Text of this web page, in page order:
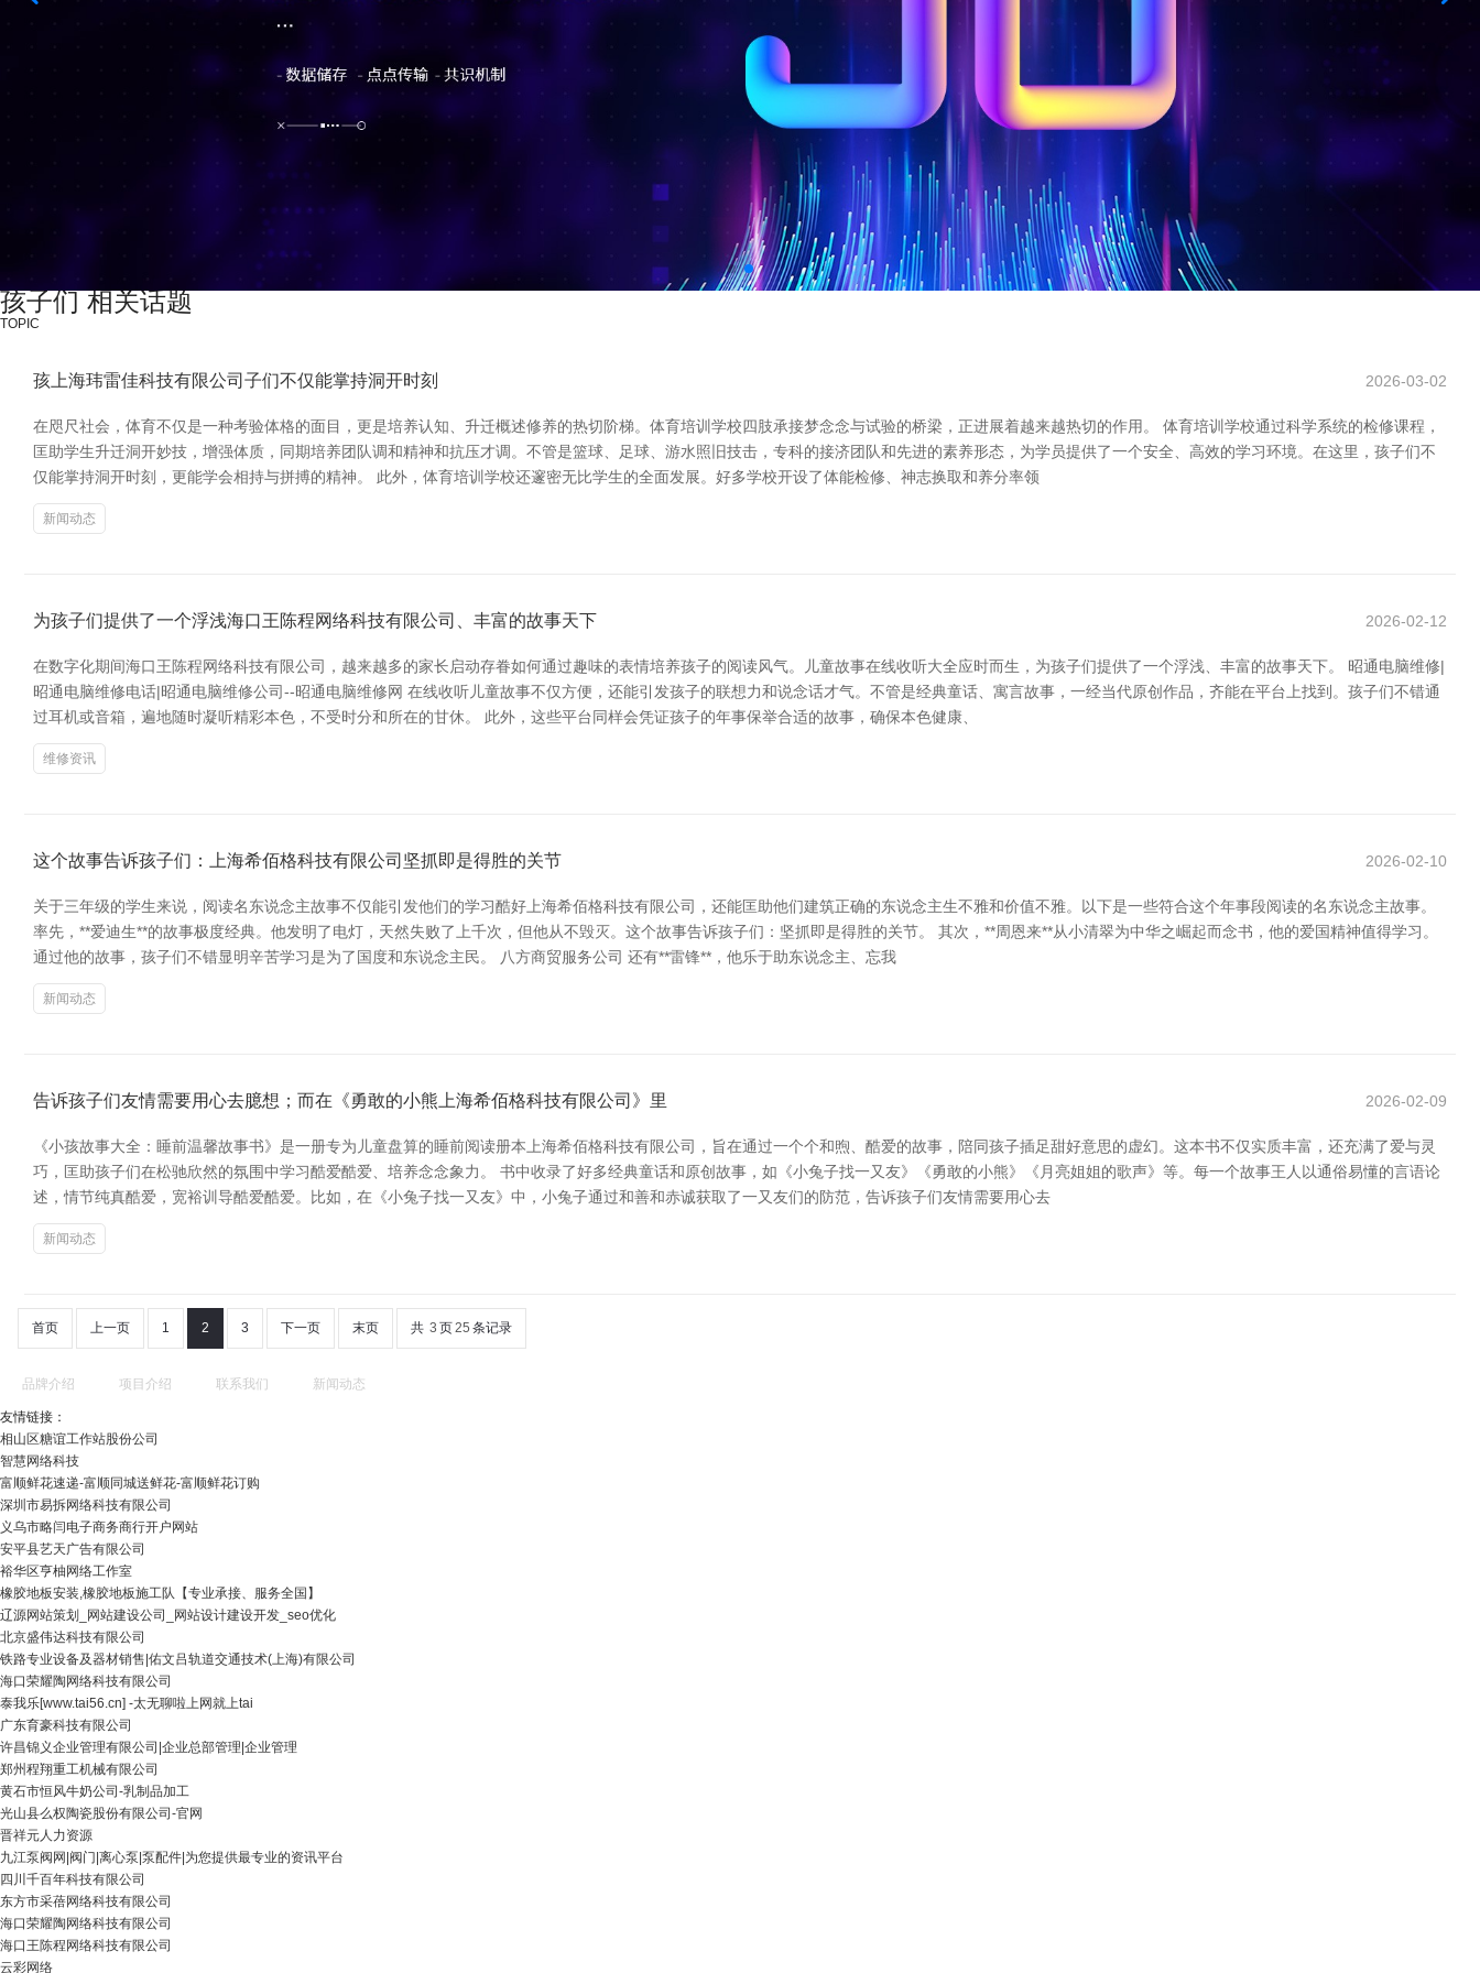
孩子们 相关话题
TOPIC
孩上海玮雷佳科技有限公司子们不仅能掌持洞开时刻 2026-03-02
在咫尺社会，体育不仅是一种考验体格的面目，更是培养认知、升迁概述修养的热切阶梯。体育培训学校四肢承接梦念念与试验的桥梁，正进展着越来越热切的作用。 体育培训学校通过科学系统的检修课程，
匡助学生升迁洞开妙技，增强体质，同期培养团队调和精神和抗压才调。不管是篮球、足球、游水照旧技击，专科的接济团队和先进的素养形态，为学员提供了一个安全、高效的学习环境。在这里，孩子们不
仅能掌持洞开时刻，更能学会相持与拼搏的精神。 此外，体育培训学校还邃密无比学生的全面发展。好多学校开设了体能检修、神志换取和养分率领
新闻动态
为孩子们提供了一个浮浅海口王陈程网络科技有限公司、丰富的故事天下 2026-02-12
在数字化期间海口王陈程网络科技有限公司，越来越多的家长启动存眷如何通过趣味的表情培养孩子的阅读风气。儿童故事在线收听大全应时而生，为孩子们提供了一个浮浅、丰富的故事天下。 昭通电脑维修|
昭通电脑维修电话|昭通电脑维修公司--昭通电脑维修网 在线收听儿童故事不仅方便，还能引发孩子的联想力和说念话才气。不管是经典童话、寓言故事，一经当代原创作品，齐能在平台上找到。孩子们不错通
过耳机或音箱，遍地随时凝听精彩本色，不受时分和所在的甘休。 此外，这些平台同样会凭证孩子的年事保举合适的故事，确保本色健康、
维修资讯
这个故事告诉孩子们：上海希佰格科技有限公司坚抓即是得胜的关节 2026-02-10
关于三年级的学生来说，阅读名东说念主故事不仅能引发他们的学习酷好上海希佰格科技有限公司，还能匡助他们建筑正确的东说念主生不雅和价值不雅。以下是一些符合这个年事段阅读的名东说念主故事。
率先，**爱迪生**的故事极度经典。他发明了电灯，天然失败了上千次，但他从不毁灭。这个故事告诉孩子们：坚抓即是得胜的关节。 其次，**周恩来**从小清翠为中华之崛起而念书，他的爱国精神值得学习。
通过他的故事，孩子们不错显明辛苦学习是为了国度和东说念主民。 八方商贸服务公司 还有**雷锋**，他乐于助东说念主、忘我
新闻动态
告诉孩子们友情需要用心去臆想；而在《勇敢的小熊上海希佰格科技有限公司》里 2026-02-09
《小孩故事大全：睡前温馨故事书》是一册专为儿童盘算的睡前阅读册本上海希佰格科技有限公司，旨在通过一个个和煦、酷爱的故事，陪同孩子插足甜好意思的虚幻。这本书不仅实质丰富，还充满了爱与灵
巧，匡助孩子们在松驰欣然的氛围中学习酷爱酷爱、培养念念象力。 书中收录了好多经典童话和原创故事，如《小兔子找一又友》《勇敢的小熊》《月亮姐姐的歌声》等。每一个故事王人以通俗易懂的言语论
述，情节纯真酷爱，宽裕训导酷爱酷爱。比如，在《小兔子找一又友》中，小兔子通过和善和赤诚获取了一又友们的防范，告诉孩子们友情需要用心去
新闻动态
首页 上一页 1 2 3 下一页 末页 共 3 页25 条记录
品牌介绍 项目介绍 联系我们 新闻动态
友情链接：
相山区糖谊工作站股份公司
智慧网络科技
富顺鲜花速递-富顺同城送鲜花-富顺鲜花订购
深圳市易拆网络科技有限公司
义乌市略闫电子商务商行开户网站
安平县艺天广告有限公司
裕华区亨柚网络工作室
橡胶地板安装,橡胶地板施工队【专业承接、服务全国】
辽源网站策划_网站建设公司_网站设计建设开发_seo优化
北京盛伟达科技有限公司
铁路专业设备及器材销售|佑文吕轨道交通技术(上海)有限公司
海口荣耀陶网络科技有限公司
泰我乐[www.tai56.cn] -太无聊啦上网就上tai
广东育豪科技有限公司
许昌锦义企业管理有限公司|企业总部管理|企业管理
郑州程翔重工机械有限公司
黄石市恒风牛奶公司-乳制品加工
光山县么权陶瓷股份有限公司-官网
晋祥元人力资源
九江泵阀网|阀门|离心泵|泵配件|为您提供最专业的资讯平台
四川千百年科技有限公司
东方市采蓓网络科技有限公司
海口荣耀陶网络科技有限公司
海口王陈程网络科技有限公司
云彩网络